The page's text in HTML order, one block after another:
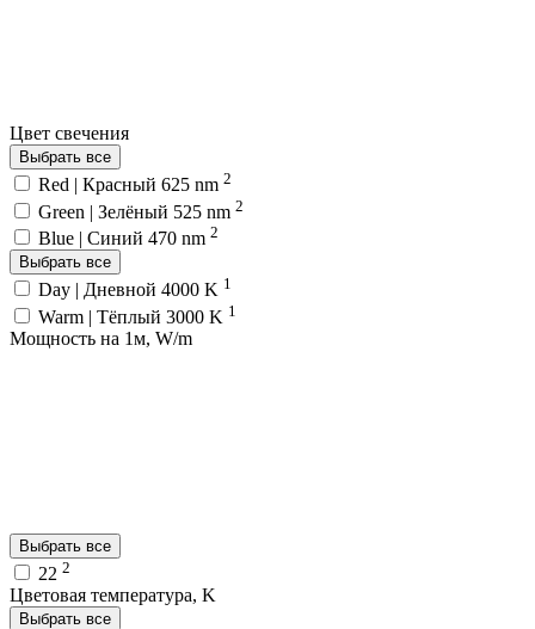
Цвет свечения
Выбрать все
Red | Красный 625 nm 2
Green | Зелёный 525 nm 2
Blue | Синий 470 nm 2
Выбрать все
Day | Дневной 4000 K 1
Warm | Тёплый 3000 K 1
Мощность на 1м, W/m
Выбрать все
22 2
Цветовая температура, K
Выбрать все